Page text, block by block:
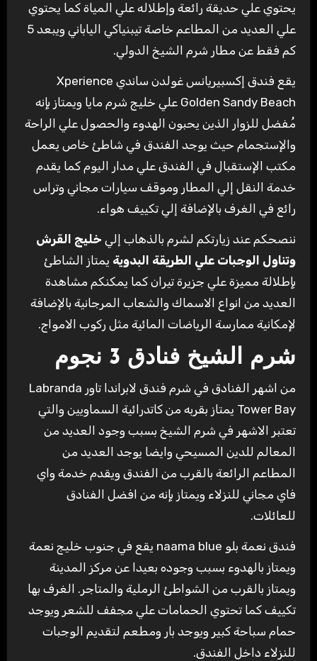
يحتوي علي حديقة رائعة وإطلاله علي المياة كما يحتوي
علي العديد من المطاعم خاصة تيبنياكي الياباني ويبعد 5
كم فقط عن مطار شرم الشيخ الدولي.
يقع فندق إكسبيريانس غولدن ساندي Xperience
Golden Sandy Beach علي خليج شرم مايا ويمتاز بإنه
مُفضل للزوار الذين يحبون الهدوء والحصول علي الراحة
والإستجمام حيث يوجد الفندق في شاطئ خاص يعمل
مكتب الإستقبال في الفندق علي مدار اليوم كما يقدم
خدمة النقل إلي المطار وموقف سيارات مجاني وتراس
رائع في الغرف بالإضافة إلي تكييف هواء.
ننصحكم عند زيارتكم لشرم بالذهاب إلي خليج القرش
وتناول الوجبات علي الطريقة البدوية يمتاز الشاطئ
بإطلالة مميزة علي جزيرة تيران كما يمكنكم مشاهدة
العديد من انواع الاسماك والشعاب المرجانية بالإضافة
لإمكانية ممارسة الرياضات المائية مثل ركوب الامواج.
شرم الشيخ فنادق 3 نجوم
من اشهر الفنادق في شرم فندق لابراندا تاور Labranda
Tower Bay يمتاز بقربه من كاتدرائية السماويين والتي
تعتبر الاشهر في شرم الشيخ بسبب وجود العديد من
المعالم للدين المسيحي وايضا يوجد العديد من
المطاعم الرائعة بالقرب من الفندق ويقدم خدمة واي
فاي مجاني للنزلاء ويمتاز بإنه من افضل الفنادق
للعائلات.
فندق نعمة بلو naama blue يقع في جنوب خليج نعمة
ويمتاز بالهدوء بسبب وجوده بعيدا عن مركز المدينة
ويمتاز بالقرب من الشواطئ الرملية والمتاجر. الغرف بها
تكييف كما تحتوي الحمامات علي مجفف للشعر ويوجد
حمام سباحة كبير ويوجد بار ومطعم لتقديم الوجبات
للنزلاء داخل الفندق.